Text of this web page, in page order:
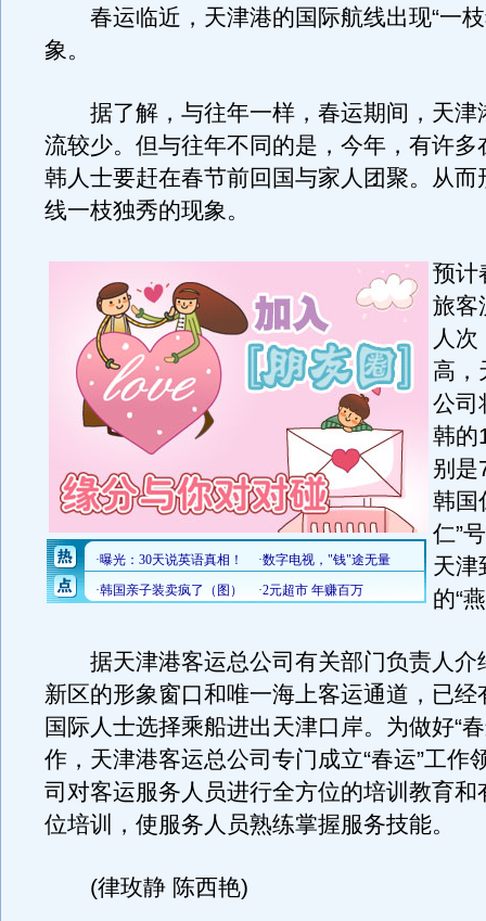
春运临近，天津港的国际航线出现“一枝
象。
据了解，与往年一样，春运期间，天津
流较少。但与往年不同的是，今年，有许多
韩人士要赶在春节前回国与家人团聚。从而
线一枝独秀的现象。
预计
旅客
人
高，
公司
韩的
别是
韩国
仁”
天津
的“
据天津港客运总公司有关部门负责人介
新区的形象窗口和唯一海上客运通道，已经
国际人士选择乘船进出天津口岸。为做好“
作，天津港客运总公司专门成立“春运”工作
司对客运服务人员进行全方位的培训教育和
位培训，使服务人员熟练掌握服务技能。
(律玫静 陈西艳)